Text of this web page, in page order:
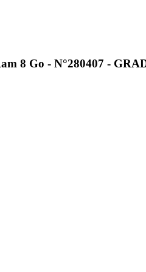
8 Go - N°280407 -